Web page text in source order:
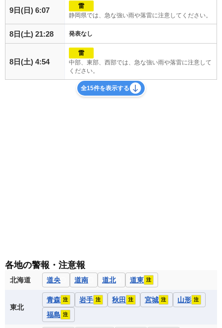
9日(日) 6:07
雷
静岡県では、急な強い雨や落雷に注意してください。
8日(土) 21:28 発表なし
8日(土) 4:54
雷
中部、東部、西部では、急な強い雨や落雷に注意して
ください。
全15件を表示する
各地の警報・注意報
北海道 道央 道南 道北 道東 注
東北
青森 注 岩手 注 秋田 注 宮城 注 山形 注
福島 注